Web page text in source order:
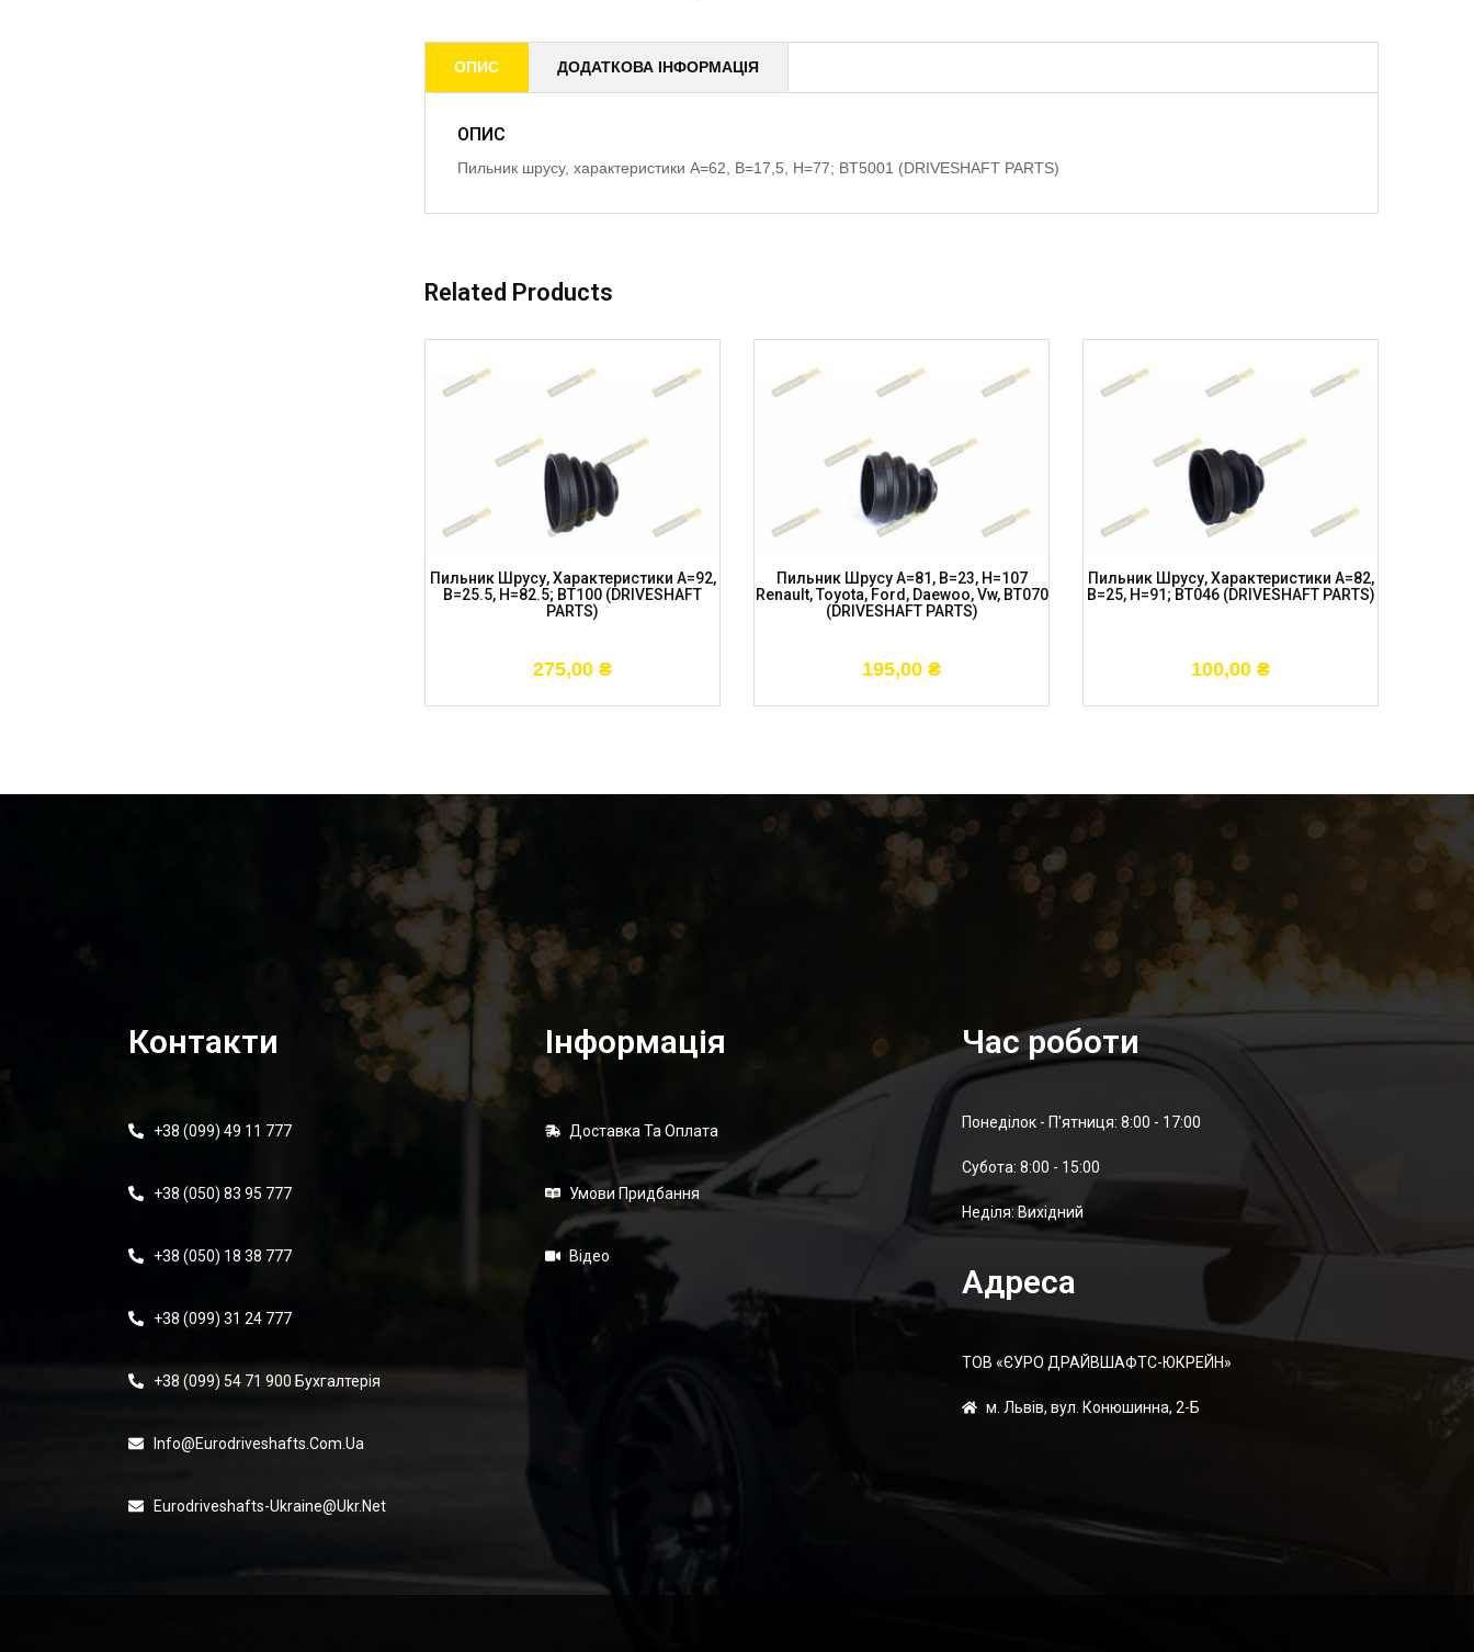
ОПИС ДОДАТКОВА ІНФОРМАЦІЯ
ОПИС
Пильник шрусу, характеристики A=62, B=17,5, H=77; BT5001 (DRIVESHAFT PARTS)
Related Products
Пильник Шрусу, Характеристики A=92,
B=25.5, H=82.5; BT100 (DRIVESHAFT
PARTS)
275,00 ₴
Пильник Шрусу A=81, B=23, H=107
Renault, Toyota, Ford, Daewoo, Vw, BT070
(DRIVESHAFT PARTS)
195,00 ₴
Пильник Шрусу, Характеристики A=82,
B=25, H=91; BT046 (DRIVESHAFT PARTS)
100,00 ₴
Контакти
+38 (099) 49 11 777
+38 (050) 83 95 777
+38 (050) 18 38 777
+38 (099) 31 24 777
+38 (099) 54 71 900 Бухгалтерія
Info@eurodriveshafts.com.ua
Eurodriveshafts-Ukraine@ukr.net
Інформація
Доставка Та Оплата
Умови Придбання
Відео
Час роботи
Понеділок - П'ятниця: 8:00 - 17:00
Суботa: 8:00 - 15:00
Неділя: Вихідний
Адреса
ТОВ «ЄУРО ДРАЙВШАФТC-ЮКРЕЙН»
м. Львів, вул. Конюшинна, 2-Б